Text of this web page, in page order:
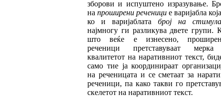
зборови и ис­пуш­тено изразување.
на проширени ре­че­ницие варијабла
ко и варијаблатаброј на
најмно­гу ги разликува двете групи.
што веќе е изнесено,
реченици претставуваат
квалитетот на наративниот текст,
само тие ја координираат
на реченицата и се сметаатза
ре­ченици, па како такви го
ске­ле­тот на наративниот текст.